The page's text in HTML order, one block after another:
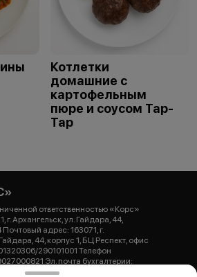
Котлетки
домашние с
картофельным
пюре и соусом Тар-
Тар
ответственностью «Корс»
г. Архангельск, ул. Гайдара, 44,
Почтовый адрес: 163071, г.
44, корпус 1, БЦ Респект, офис
290101001 Телефон
Эл. почта бухгалтерии:
ОГРНИП: 1252900000440 Р/